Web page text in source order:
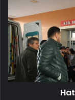
hastane
yangını